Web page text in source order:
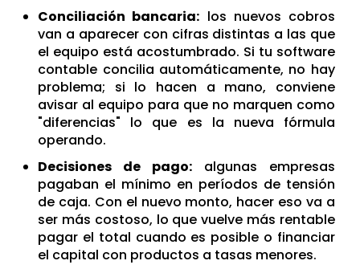
Conciliación bancaria: los nuevos cobros
van a aparecer con cifras distintas a las que
el equipo está acostumbrado. Si tu software
contable concilia automáticamente, no hay
problema; si lo hacen a mano, conviene
avisar al equipo para que no marquen como
"diferencias" lo que es la nueva fórmula
operando.
Decisiones de pago:
algunas empresas
pagaban el mínimo en períodos de tensión
de caja. Con el nuevo monto, hacer eso va a
ser más costoso, lo que vuelve más rentable
pagar el total cuando es posible o financiar
el capital con productos a tasas menores.